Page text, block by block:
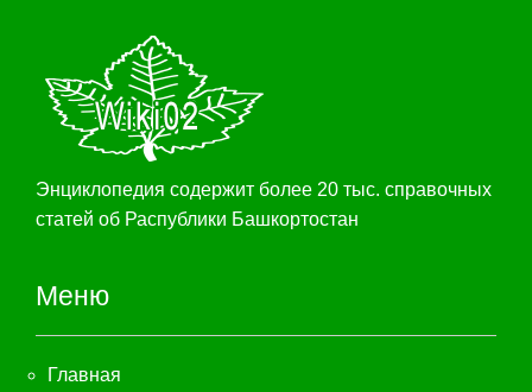
Энциклопедия содержит более 20 тыс. справочных
статей об Распублики Башкортостан
Меню
Главная